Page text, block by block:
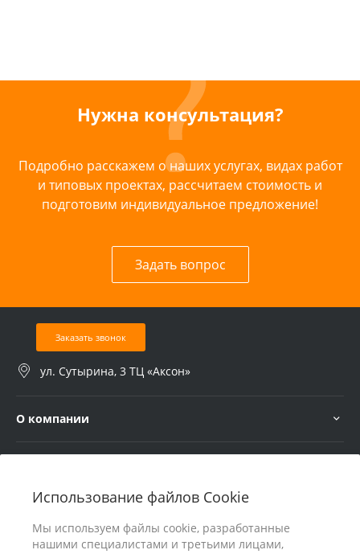
Использование файлов Cookie
Мы используем файлы cookie, разработанные
нашими специалистами и третьими лицами,
Нужна консультация?
Подробно расскажем о наших услугах, видах работ
и типовых проектах, рассчитаем стоимость и
подготовим индивидуальное предложение!
Задать вопрос
Заказать звонок
ул. Сутырина, 3 ТЦ «Аксон»
О компании